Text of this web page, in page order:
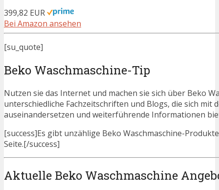
399,82 EUR
Bei Amazon ansehen
[su_quote]
Beko Waschmaschine-Tip
Nutzen sie das Internet und machen sie sich über Beko
unterschiedliche Fachzeitschriften und Blogs, die sich mit
auseinandersetzen und weiterführende Informationen
[success]Es gibt unzählige Beko Waschmaschine-
Seite.[/success]
Aktuelle Beko Waschmaschine